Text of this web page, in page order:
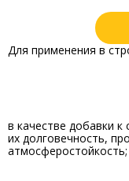
Для применения в
в качестве добавки
их долговечность,
атмосферостойкость;